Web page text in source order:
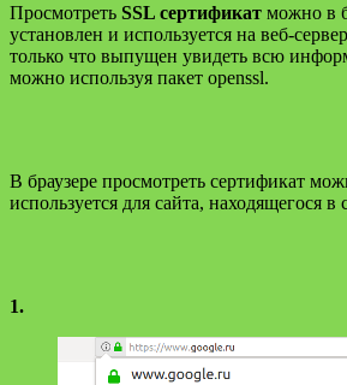
Просмотреть SSL сертификат можно в
установлен и используется на веб-
только что выпущен увидеть всю
можно используя пакет openssl.
В браузере просмотреть сертификат
используется для сайта, находящегося в
1.